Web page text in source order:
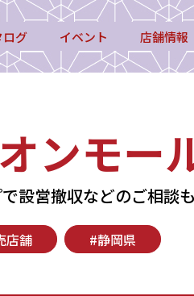
ログ イベント 店舗情報
ンモー
設営撤収などのご相談も
店舗 #静岡県